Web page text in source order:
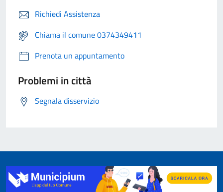
Richiedi Assistenza
Chiama il comune 0374349411
Prenota un appuntamento
Problemi in città
Segnala disservizio